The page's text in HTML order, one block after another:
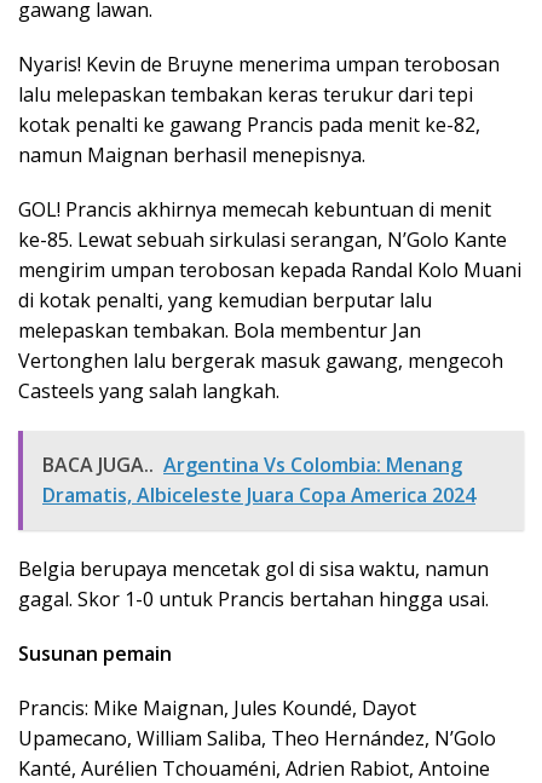
gawang lawan.
Nyaris! Kevin de Bruyne menerima umpan terobosan
lalu melepaskan tembakan keras terukur dari tepi
kotak penalti ke gawang Prancis pada menit ke-82,
namun Maignan berhasil menepisnya.
GOL! Prancis akhirnya memecah kebuntuan di menit
ke-85. Lewat sebuah sirkulasi serangan, N’Golo Kante
mengirim umpan terobosan kepada Randal Kolo Muani
di kotak penalti, yang kemudian berputar lalu
melepaskan tembakan. Bola membentur Jan
Vertonghen lalu bergerak masuk gawang, mengecoh
Casteels yang salah langkah.
BACA JUGA.. Argentina Vs Colombia: Menang
Dramatis, Albiceleste Juara Copa America 2024
Belgia berupaya mencetak gol di sisa waktu, namun
gagal. Skor 1-0 untuk Prancis bertahan hingga usai.
Susunan pemain
Prancis: Mike Maignan, Jules Koundé, Dayot
Upamecano, William Saliba, Theo Hernández, N’Golo
Kanté, Aurélien Tchouaméni, Adrien Rabiot, Antoine